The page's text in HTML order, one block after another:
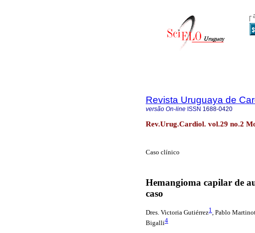
Revista Uruguaya de
versão On-line ISSN 1688-0420
Rev.Urug.Cardiol. vol.29 no.2
Caso clínico
Hemangioma capilar de
caso
Dres. Victoria Gutiérrez1 , Pablo
Bigalli4